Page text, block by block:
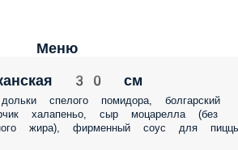
Меню
30 см
спелого помидора, болгарский
халапеньо, сыр моцарелла (без
жира), фирменный соус для